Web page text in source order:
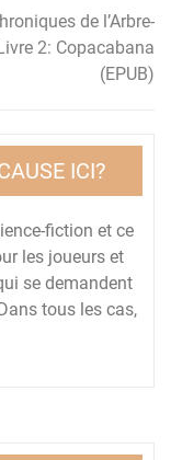
de l’Arbre-
2: Copacabana
(EPUB)
ICI?
fiction et ce
les joueurs et
se demandent
tous les cas,